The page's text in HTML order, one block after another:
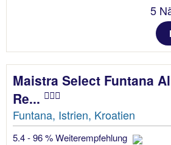
5
Maistra Select Funtana
Re...
Funtana, Istrien, Kroatien
5.4 - 96 % Weiterempfehlung